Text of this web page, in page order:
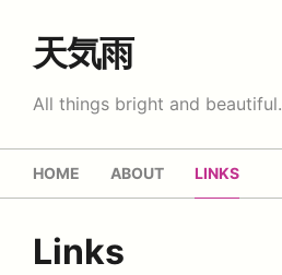
天気雨
All things bright and beautiful.
HOME ABOUT LINKS
Links